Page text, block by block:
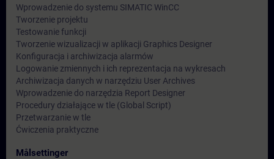
Wprowadzenie do systemu SIMATIC WinCC
Tworzenie projektu
Testowanie funkcji
Tworzenie wizualizacji w aplikacji Graphics Designer
Konfiguracja i archiwizacja alarmów
Logowanie zmiennych i ich reprezentacja na wykresach
Archiwizacja danych w narzędziu User Archives
Wprowadzenie do narzędzia Report Designer
Procedury działające w tle (Global Script)
Przetwarzanie w tle
Ćwiczenia praktyczne
Målsettinger